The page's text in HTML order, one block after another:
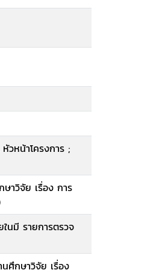
วหน้าโครงการ ;
าวิจัย เรื่อง การ
นมี รายการตรวจ
ศึกษาวิจัย เรื่อง